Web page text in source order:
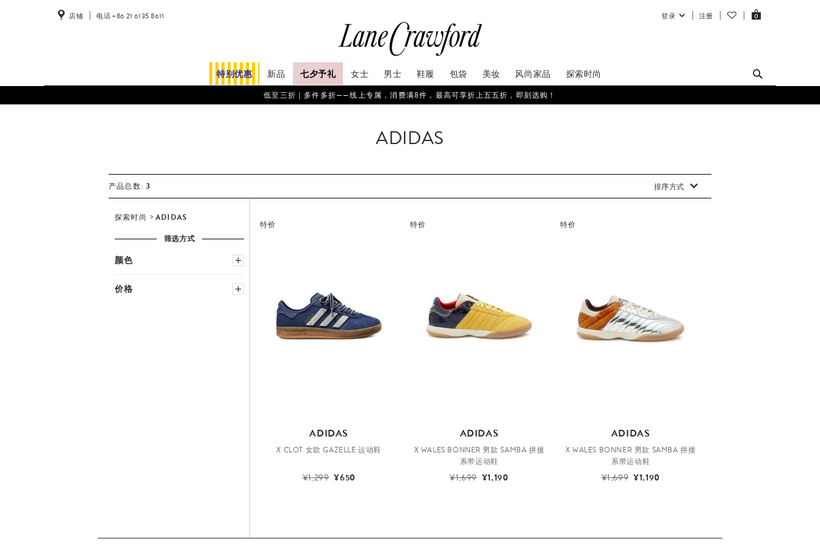
登录 注册 0
店铺 电话 +86 21 6135 8611
特别优惠 新品 七夕予礼 女士 男士 鞋履 包袋 美妆 风尚家品 探索时尚
低至三折｜多件多折——线上专属，消费满8件，最高可享折上五五折，即刻选购！
ADIDAS
产品总数:3 排序方式
探索时尚
ADIDAS
筛选方式
颜色
价格
特价
ADIDAS
X CLOT 女款 GAZELLE 运动鞋
¥1,299 ¥650
特价
ADIDAS
X WALES BONNER 男款 SAMBA 拼接
系带运动鞋
¥1,699 ¥1,190
特价
ADIDAS
X WALES BONNER 男款 SAMBA 拼接
系带运动鞋
¥1,699 ¥1,190